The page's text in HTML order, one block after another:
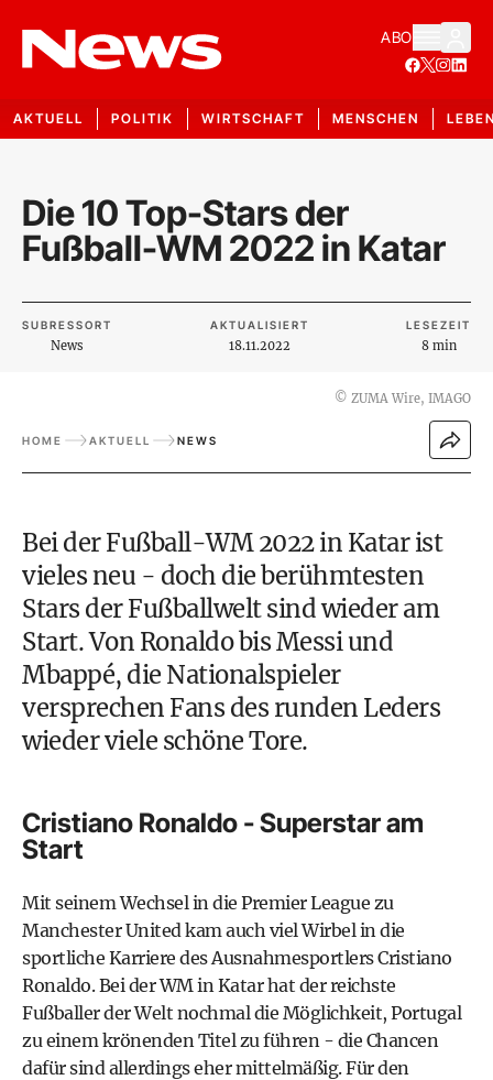
ABO
AKTUELL POLITIK WIRTSCHAFT MENSCHEN
Die 10 Top-Stars der
Fußball-WM 2022 in Katar
SUBRESSORT
News
AKTUALISIERT
18.11.2022
LESEZEIT
8 min
© ZUMA Wire, IMAGO
HOME AKTUELL NEWS
Bei derFußball-WM 2022 in Katarist
vieles neu - doch die berühmtesten
Stars der Fußballwelt sind wieder am
Start. Von Ronaldo bis Messi und
Mbappé, die Nationalspieler
versprechen Fans des runden Leders
wieder viele schöne Tore.
Cristiano Ronaldo - Superstar am
Start
Mit seinem Wechsel in die Premier League zu
Manchester Unitedkam auch viel Wirbel in die
sportliche Karriere des AusnahmesportlersCristiano
Ronaldo. Bei der WM in Katar hat der reichste
Fußballer der Welt nochmal die Möglichkeit, Portugal
zu einem krönenden Titel zu führen - die Chancen
dafür sind allerdings eher mittelmäßig. Für den